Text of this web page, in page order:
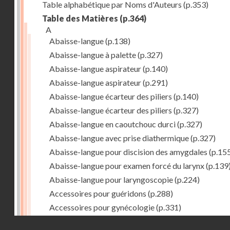
Table alphabétique par Noms d'Auteurs (p.353)
Table des Matières (p.364)
A
Abaisse-langue(p.138)
Abaisse-langue à palette(p.327)
Abaisse-langue aspirateur(p.140)
Abaisse-langue aspirateur(p.291)
Abaisse-langue écarteur des piliers (p.140)
Abaisse-langue écarteur des piliers (p.327)
Abaisse-langue en caoutchouc durci(p.327)
Abaisse-langue avec prise diathermique(p.327)
Abaisse-langue pour discision des amygdales
Abaisse-langue pour examen forcé du larynx
Abaisse-langue pour laryngoscopie(p.224)
Accessoires pour guéridons (p.288)
Accessoires pour gynécologie(p.331)